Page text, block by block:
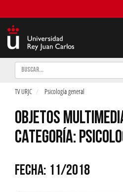
Buscar
TV URJC Psicología general
OBJETOS
CATEGORÍA:
FECHA: 11/2018